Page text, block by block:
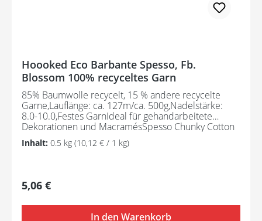
Hoooked Eco Barbante Spesso, Fb.
Blossom 100% recyceltes Garn
85% Baumwolle recycelt, 15 % andere recycelte
Garne,Lauflänge: ca. 127m/ca. 500g,Nadelstärke:
8.0-10.0,Festes GarnIdeal für gehandarbeitete
Dekorationen und MacramésSpesso Chunky Cotton
wird aus Textilabfällen hergestellt und ist daher ein
umweltfreundliches Garn. Der Herstellungsprozess
127m/ca. 500g,Nadelstärke: 8.0-10.0Festes Garn,
ideal für gehandarbeitete Dekorationen und
Textilabfällen hergestellt und ist daher ein
Inhalt: 0.5 kg (10,12 € / 1 kg)
Regulärer Preis:
5,06 €
In den Warenkorb